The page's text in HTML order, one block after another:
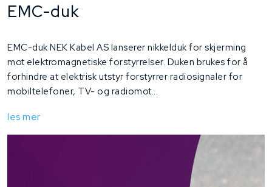
EMC-duk
EMC-duk NEK Kabel AS lanserer nikkelduk for skjerming
mot elektromagnetiske forstyrrelser. Duken brukes for å
forhindre at elektrisk utstyr forstyrrer radiosignaler for
mobiltelefoner, TV- og radiomot...
les mer